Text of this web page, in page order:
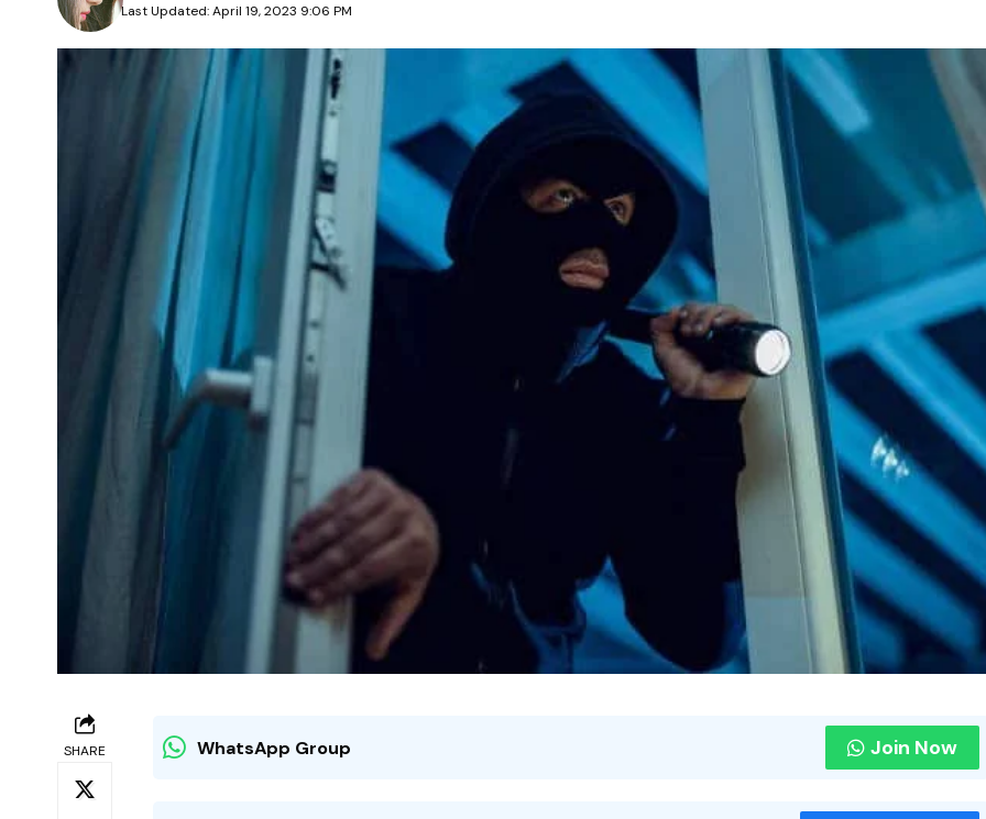
Last Updated: April 19, 2023 9:06 PM
SHARE WhatsApp Group Join Now